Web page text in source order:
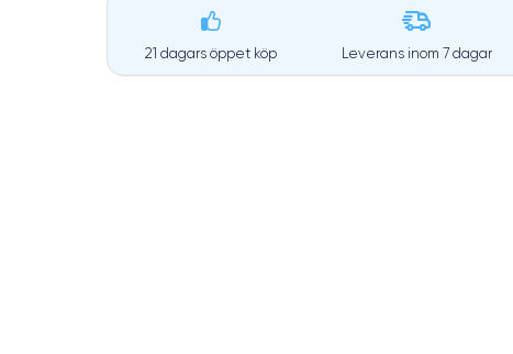
21 dagars öppet köp Leverans inom 7 dagar